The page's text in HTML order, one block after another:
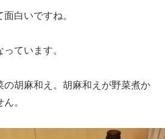
白いですね。
ています。
の胡麻和え。胡麻和えが野菜煮か
。